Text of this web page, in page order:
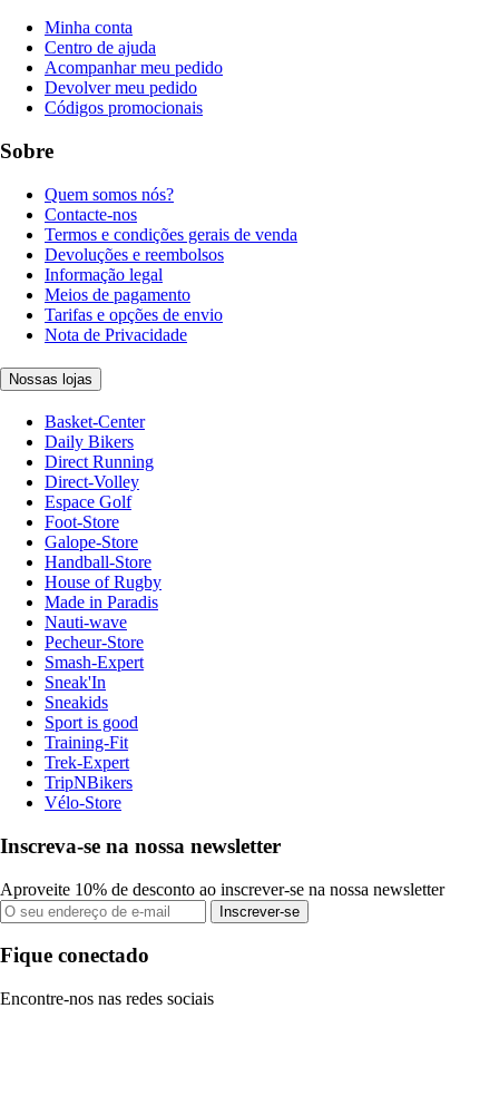
Minha conta
Centro de ajuda
Acompanhar meu pedido
Devolver meu pedido
Códigos promocionais
Sobre
Quem somos nós?
Contacte-nos
Termos e condições gerais de venda
Devoluções e reembolsos
Informação legal
Meios de pagamento
Tarifas e opções de envio
Nota de Privacidade
Nossas lojas
Basket-Center
Daily Bikers
Direct Running
Direct-Volley
Espace Golf
Foot-Store
Galope-Store
Handball-Store
House of Rugby
Made in Paradis
Nauti-wave
Pecheur-Store
Smash-Expert
Sneak'In
Sneakids
Sport is good
Training-Fit
Trek-Expert
TripNBikers
Vélo-Store
Inscreva-se na nossa newsletter
Aproveite 10% de desconto ao inscrever-se na nossa newsletter
Inscrever-se
Fique conectado
Encontre-nos nas redes sociais